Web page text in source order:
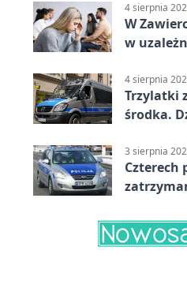
4 sierpnia
W
w
4 sierpnia
Trzylatki
środka.
3 sierpnia
Czterech
promila